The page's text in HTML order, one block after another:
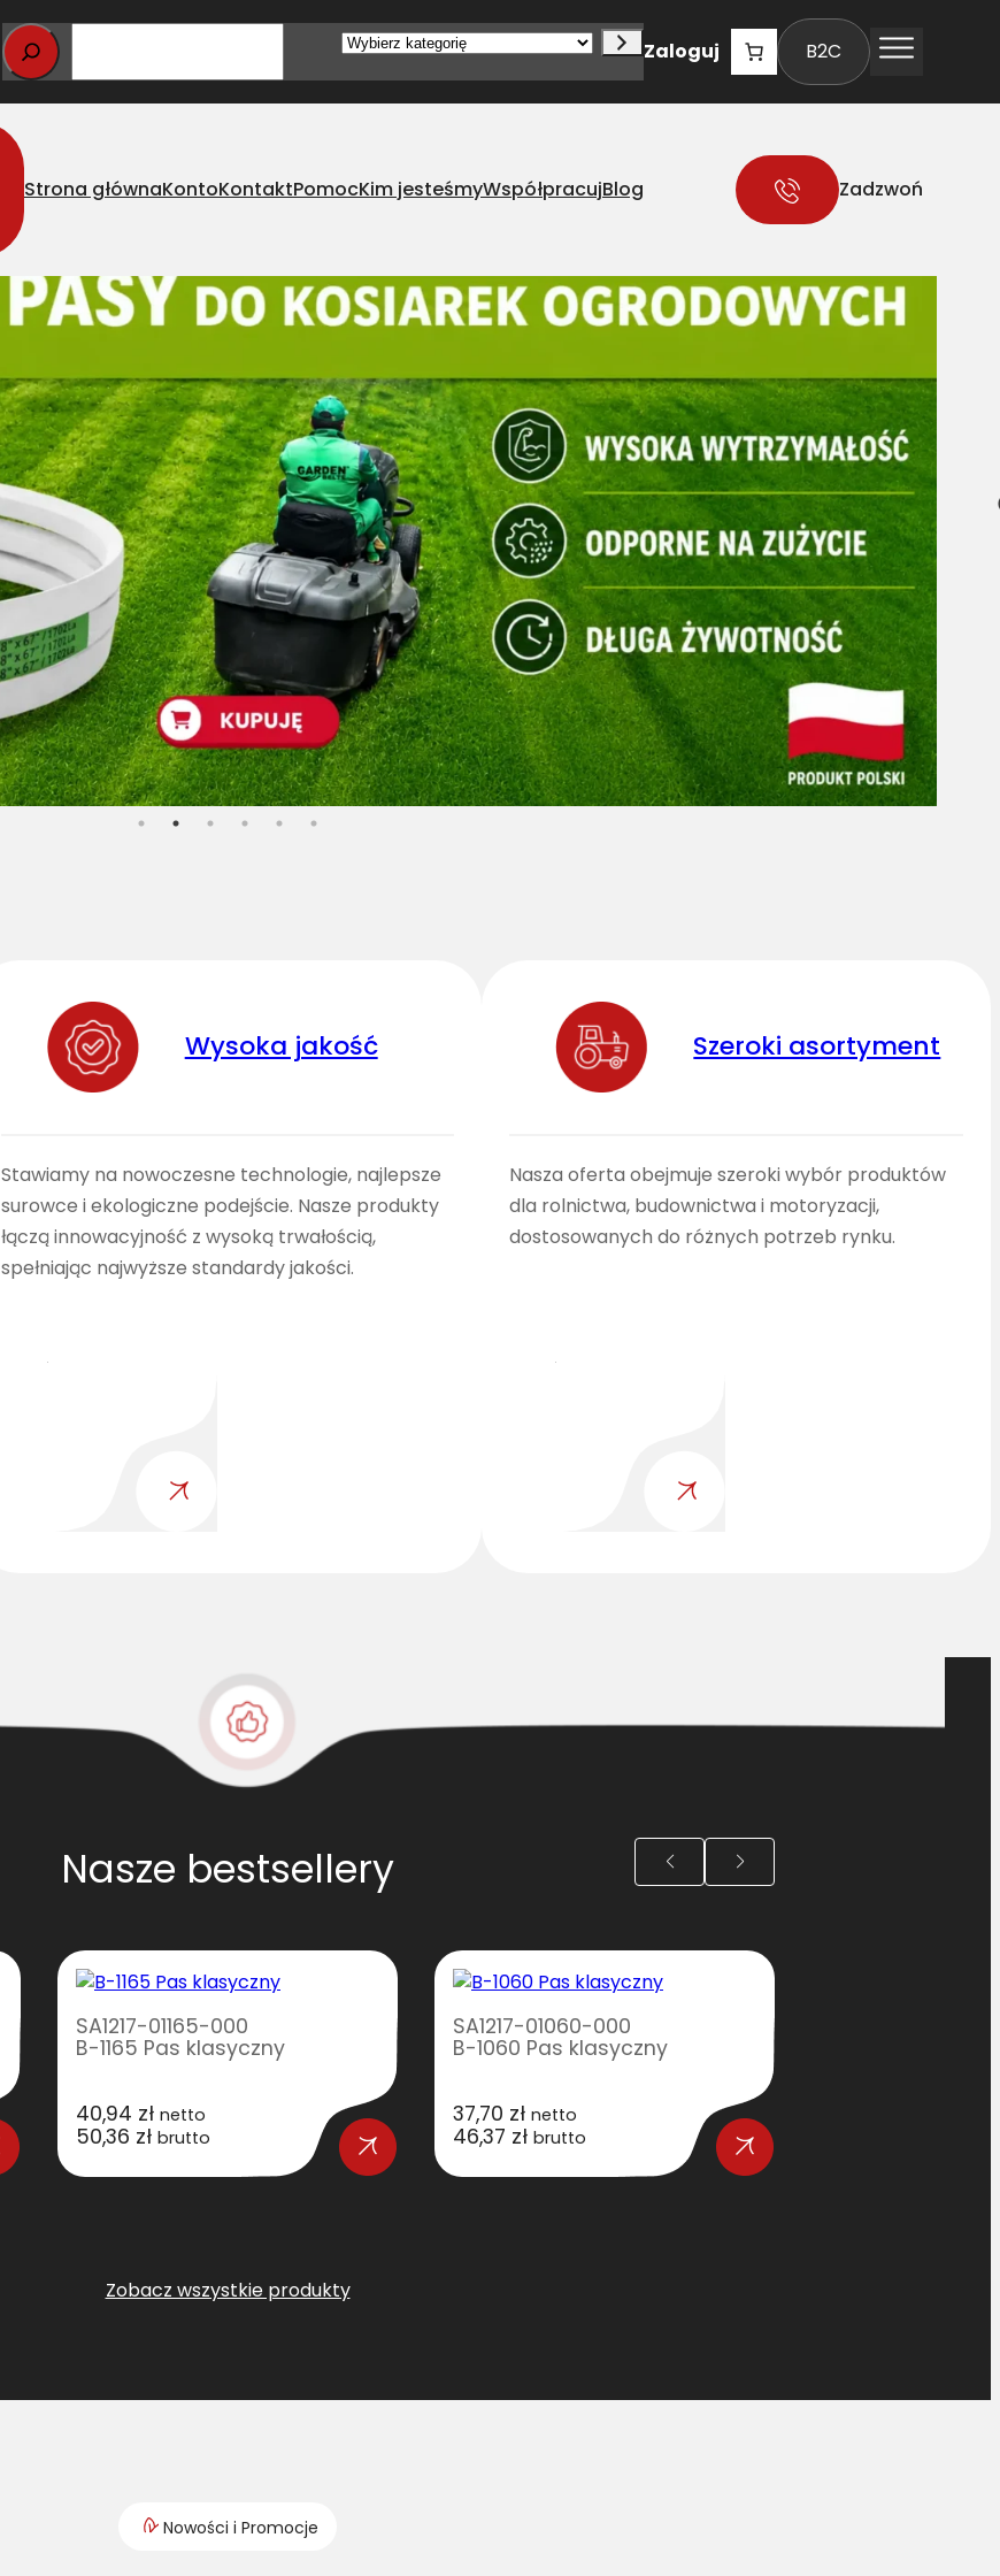
Wybierz
Zaloguj B2C
Strona głównaKontoKontaktPomocKim jesteśmyWspółpracujBlog Zadzwoń
Wysoka jakość
Stawiamy na nowoczesne technologie, najlepsze
surowce i ekologiczne podejście. Nasze produkty
łączą innowacyjność z wysoką trwałością,
spełniając najwyższe standardy jakości.
Szeroki asortyment
Nasza oferta obejmuje szeroki wybór produktów
dla rolnictwa, budownictwa i motoryzacji,
dostosowanych do różnych potrzeb rynku.
Nasze bestsellery
SA1217-01165-000
B-1165 Pas klasyczny
40,94 zł netto
50,36 zł brutto
SA1217-01060-000
B-1060 Pas klasyczny
37,70 zł netto
46,37 zł brutto
Zobacz wszystkie produkty
Nowości i Promocje